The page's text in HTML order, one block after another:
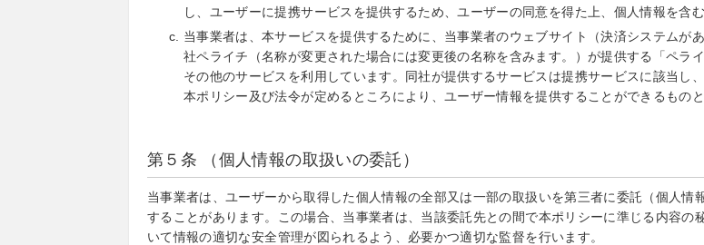
し、ユーザーに提携サービスを提供するため、ユーザーの同意を得た上、個人情報を含
当事業者は、本サービスを提供するために、当事業者のウェブサイト（決済システムが
社ペライチ（名称が変更された場合には変更後の名称を含みます。）が提供する「ペラ
その他のサービスを利用しています。同社が提供するサービスは提携サービスに該当し
本ポリシー及び法令が定めるところにより、ユーザー情報を提供することができるものと
第５条 （個人情報の取扱いの委託）
当事業者は、ユーザーから取得した個人情報の全部又は一部の取扱いを第三者に委託（個人情
することがあります。この場合、当事業者は、当該委託先との間で本ポリシーに準じる内容
いて情報の適切な安全管理が図られるよう、必要かつ適切な監督を行います。